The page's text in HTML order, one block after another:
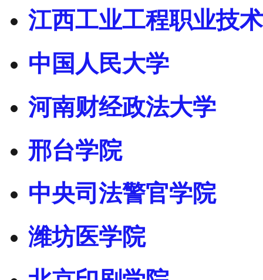
江西工业工程职业技
中国人民大学
河南财经政法大学
邢台学院
中央司法警官学院
潍坊医学院